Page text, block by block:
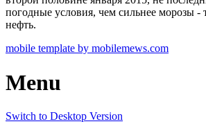
погодные условия, чем сильнее морозы -
нефть.
mobile template by mobilemews.com
Menu
Switch to Desktop Version